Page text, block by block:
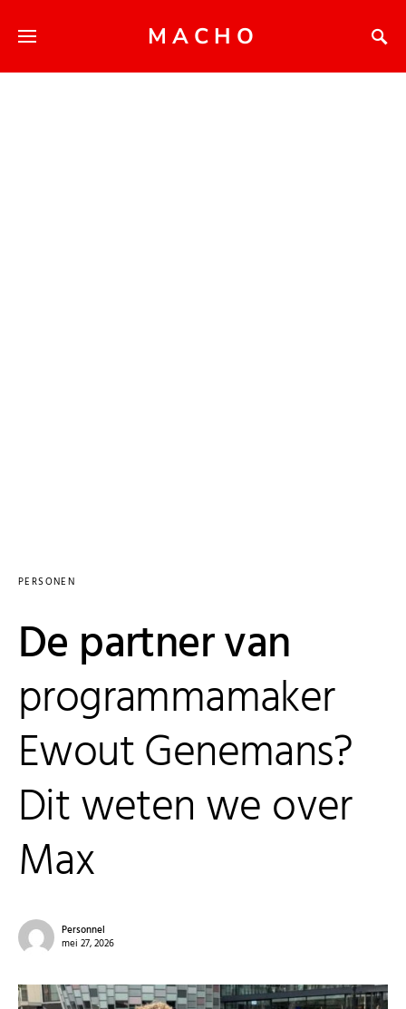
MACHO
PERSONEN
De partner van
programmamaker
Ewout Genemans?
Dit weten we over
Max
Personnel
mei 27, 2026